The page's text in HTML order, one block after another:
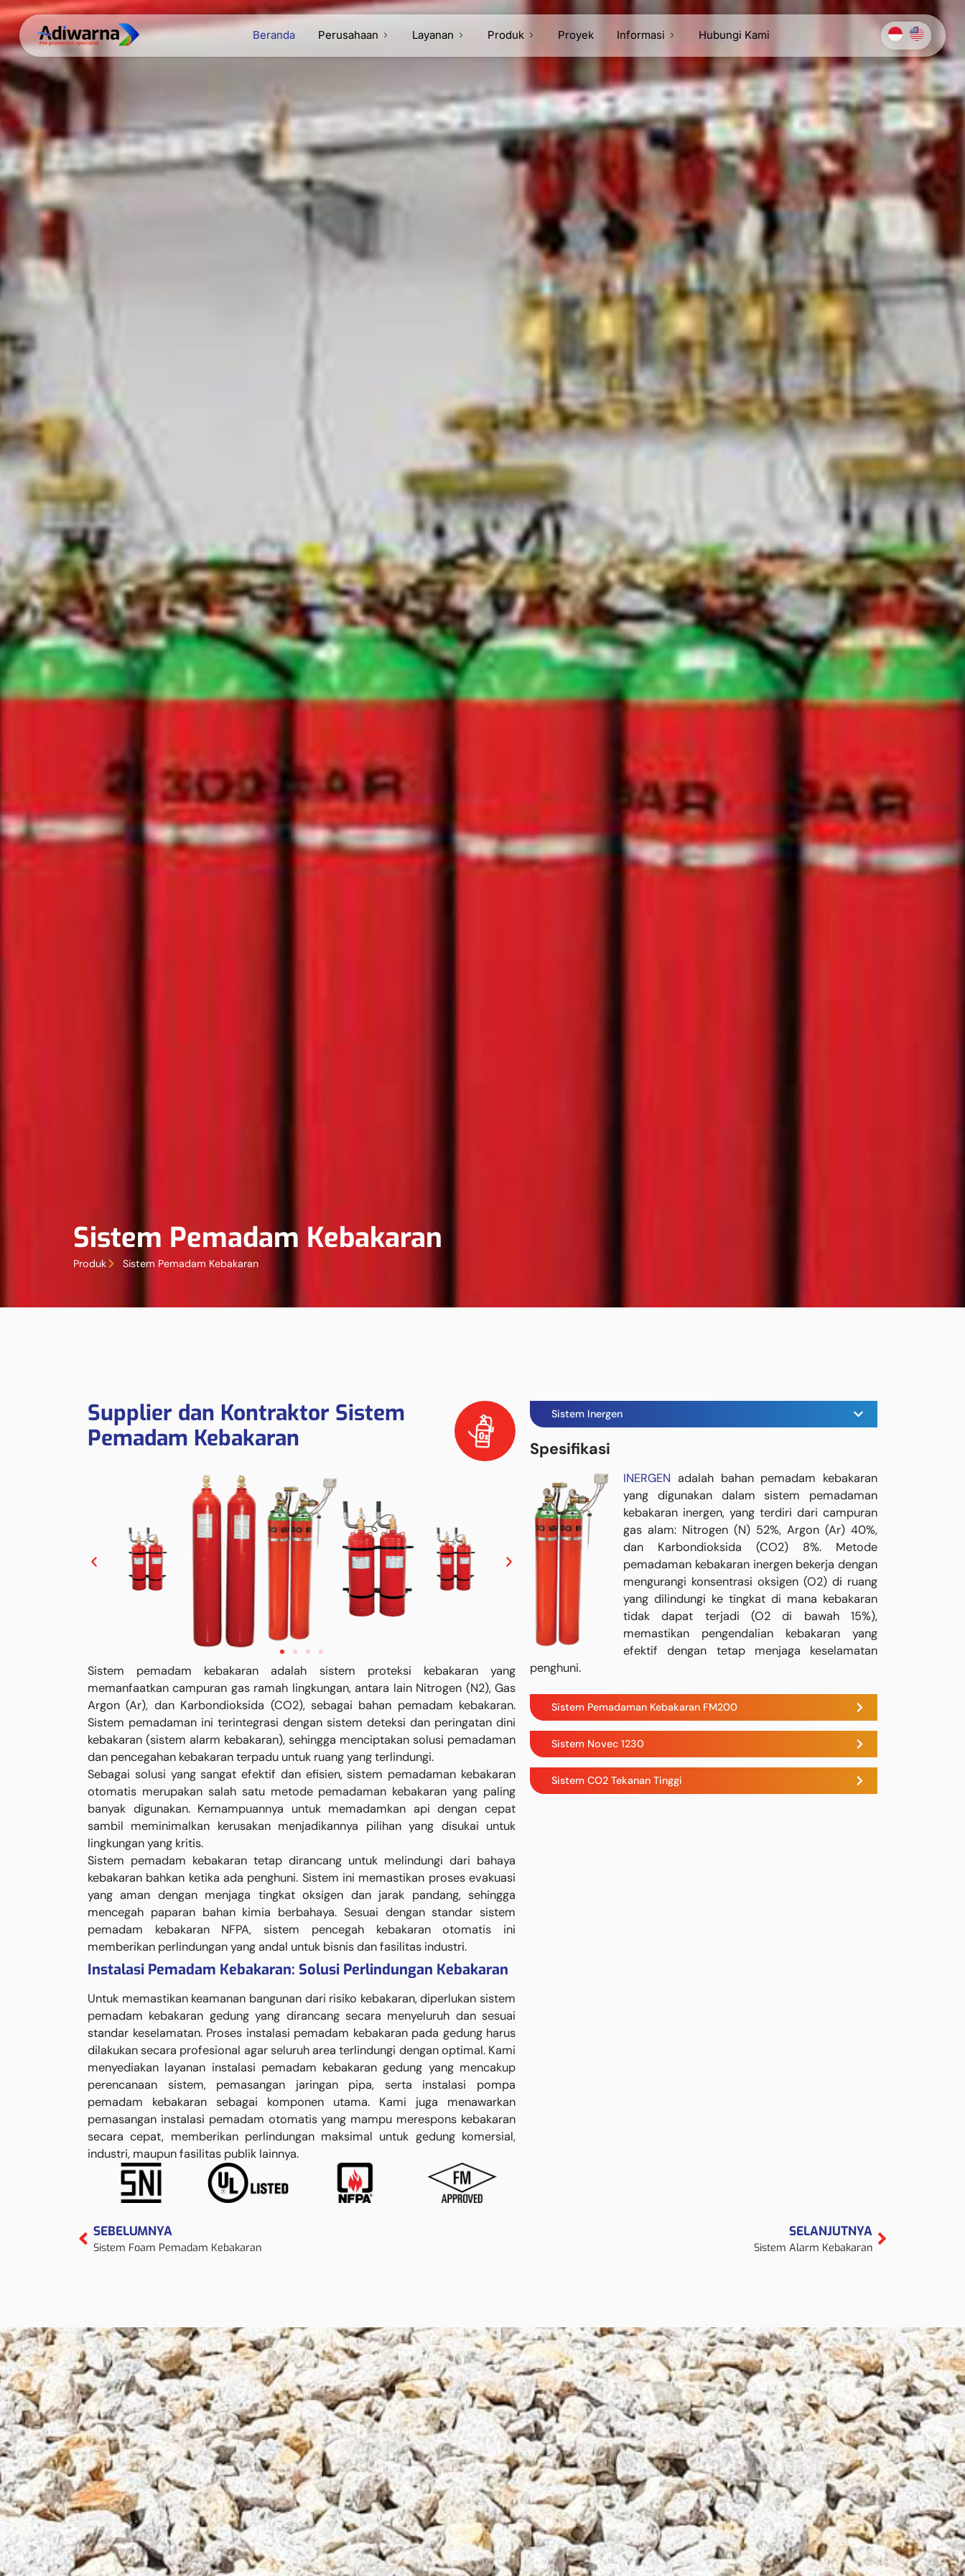
Beranda Perusahaan Layanan Produk Proyek Informasi Hubungi Kami
Sistem Pemadam Kebakaran
Produk Sistem Pemadam Kebakaran
Supplier dan Kontraktor Sistem
Pemadam Kebakaran
Sistem pemadam kebakaran adalah sistem proteksi kebakaran yang
memanfaatkan campuran gas ramah lingkungan, antara lain Nitrogen (N2), Gas
Argon (Ar), dan Karbondioksida (CO2), sebagai bahan pemadam kebakaran.
Sistem pemadaman ini terintegrasi dengan sistem deteksi dan peringatan dini
kebakaran (sistem alarm kebakaran), sehingga menciptakan solusi pemadaman
dan pencegahan kebakaran terpadu untuk ruang yang terlindungi.
Sebagai solusi yang sangat efektif dan efisien, sistem pemadaman kebakaran
otomatis merupakan salah satu metode pemadaman kebakaran yang paling
banyak digunakan. Kemampuannya untuk memadamkan api dengan cepat
sambil meminimalkan kerusakan menjadikannya pilihan yang disukai untuk
lingkungan yang kritis.
Sistem pemadam kebakaran tetap dirancang untuk melindungi dari bahaya
kebakaran bahkan ketika ada penghuni. Sistem ini memastikan proses evakuasi
yang aman dengan menjaga tingkat oksigen dan jarak pandang, sehingga
mencegah paparan bahan kimia berbahaya. Sesuai dengan standar sistem
pemadam kebakaran NFPA, sistem pencegah kebakaran otomatis ini
memberikan perlindungan yang andal untuk bisnis dan fasilitas industri.
Instalasi Pemadam Kebakaran: Solusi Perlindungan Kebakaran
Untuk memastikan keamanan bangunan dari risiko kebakaran, diperlukan sistem
pemadam kebakaran gedung yang dirancang secara menyeluruh dan sesuai
standar keselamatan. Proses instalasi pemadam kebakaran pada gedung harus
dilakukan secara profesional agar seluruh area terlindungi dengan optimal. Kami
menyediakan layanan instalasi pemadam kebakaran gedung yang mencakup
perencanaan sistem, pemasangan jaringan pipa, serta instalasi pompa
pemadam kebakaran sebagai komponen utama. Kami juga menawarkan
pemasangan instalasi pemadam otomatis yang mampu merespons kebakaran
secara cepat, memberikan perlindungan maksimal untuk gedung komersial,
industri, maupun fasilitas publik lainnya.
Sistem Inergen
Spesifikasi
INERGEN adalah bahan pemadam kebakaran
yang digunakan dalam sistem pemadaman
kebakaran inergen, yang terdiri dari campuran
gas alam: Nitrogen (N) 52%, Argon (Ar) 40%,
dan Karbondioksida (CO2) 8%. Metode
pemadaman kebakaran inergen bekerja dengan
mengurangi konsentrasi oksigen (O2) di ruang
yang dilindungi ke tingkat di mana kebakaran
tidak dapat terjadi (O2 di bawah 15%),
memastikan pengendalian kebakaran yang
efektif dengan tetap menjaga keselamatan
penghuni.
Sistem Pemadaman Kebakaran FM200
Sistem Novec 1230
Sistem CO2 Tekanan Tinggi
SEBELUMNYA
Sistem Foam Pemadam Kebakaran
SELANJUTNYA
Sistem Alarm Kebakaran